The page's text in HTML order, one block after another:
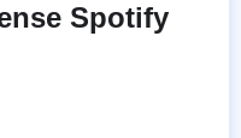
Spotify